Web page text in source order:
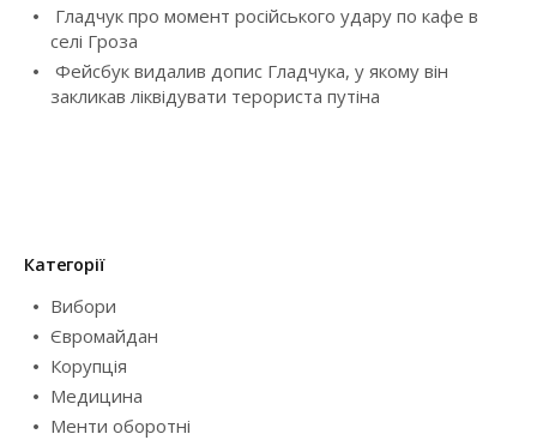
Гладчук про момент російського удару по кафе в
селі Гроза
Фейсбук видалив допис Гладчука, у якому він
закликав ліквідувати терориста путіна
Категорії
Вибори
Євромайдан
Корупція
Медицина
Менти оборотні